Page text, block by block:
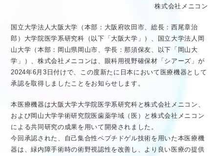
株式会社メニコン
国立大学法人大阪大学（本部：大阪府吹田市、総長：西尾章治
郎）大学院医学系研究科（以下「大阪大学」）、国立大学法人岡
山大学（本部：岡山県岡山市、学長：那須保友、以下「岡山大
学」）、株式会社メニコンは、眼科用視野確保材「シアーズ」が
2024年6月3日付けで、この度新たに日本において医療機器として
承認を取得しましたことをお知らせします。
本医療機器は大阪大学大学院医学系研究科と株式会社メニコン、
および岡山大学学術研究院医歯薬学域（医）と株式会社メニコン
による共同研究の成果を用いて開発されました。
今回承認された、自己集合性ペプチドゲル技術を用いた本医療機
器は、緑内障手術時の術野視認性を改善し、より良い医療の提供